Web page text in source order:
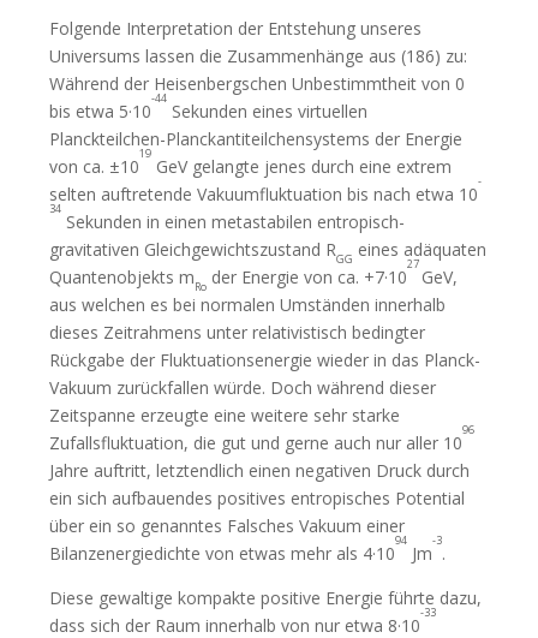
Folgende Interpretation der Entstehung unseres
Universums lassen die Zusammenhänge aus (186) zu:
Während der Heisenbergschen Unbestimmtheit von 0
bis etwa 5·10
-44
Sekunden eines virtuellen
Planckteilchen-Planckantiteilchensystems der Energie
von ca. ±10
19
GeV gelangte jenes durch eine extrem
selten auftretende Vakuumfluktuation bis nach etwa 10
-
34
Sekunden in einen metastabilen entropisch-
gravitativen Gleichgewichtszustand RGG eines adäquaten
Quantenobjekts mRo der Energie von ca. +7·10
27
GeV,
aus welchen es bei normalen Umständen innerhalb
dieses Zeitrahmens unter relativistisch bedingter
Rückgabe der Fluktuationsenergie wieder in das Planck-
Vakuum zurückfallen würde. Doch während dieser
Zeitspanne erzeugte eine weitere sehr starke
Zufallsfluktuation, die gut und gerne auch nur aller 10
96
Jahre auftritt, letztendlich einen negativen Druck durch
ein sich aufbauendes positives entropisches Potential
über ein so genanntes Falsches Vakuum einer
Bilanzenergiedichte von etwas mehr als 4·10
94
Jm
-3
.
Diese gewaltige kompakte positive Energie führte dazu,
dass sich der Raum innerhalb von nur etwa 8·10
-33